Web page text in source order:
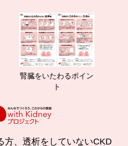
腎臓をいたわるポイン
方、透析をしていないCKD